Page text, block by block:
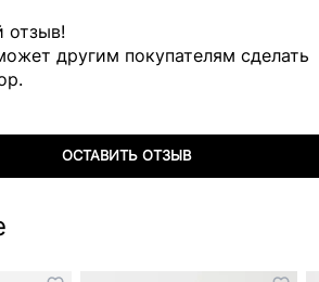
отзыв!
другим покупателям сделать
ОСТАВИТЬ ОТЗЫВ